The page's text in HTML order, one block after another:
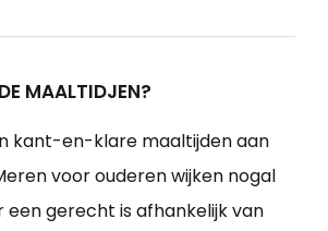
MAALTIDJEN?
kant-en-klare maaltijden aan
voor ouderen wijken nogal
een gerecht is afhankelijk van